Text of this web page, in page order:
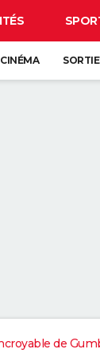
CINÉMA
de